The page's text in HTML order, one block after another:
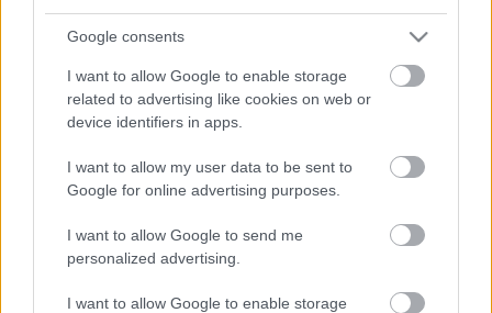
Google consents
I want to allow Google to enable storage
related to advertising like cookies on web or
device identifiers in apps.
I want to allow my user data to be sent to
Google for online advertising purposes.
I want to allow Google to send me
personalized advertising.
I want to allow Google to enable storage
Az egész héten zajló munkafolyamat eredményeiből,
így ezekből a jelenetekből is hét végére összeállítás
készül, mely ugyanezt a tematikát járja majd körül.
Forrás:Békés Megyei Jókai Színház
Ajánlott bejegyzések: